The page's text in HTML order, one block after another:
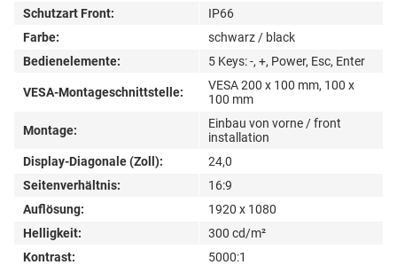
Schutzart Front:
IP66
Farbe:
schwarz / black
Bedienelemente:
5 Keys: -, +, Power, Esc, Enter
VESA-Montageschnittstelle:
VESA 200 x 100 mm, 100 x
100 mm
Montage:
Einbau von vorne / front
installation
Display-Diagonale (Zoll):
24,0
Seitenverhältnis:
16:9
Auflösung:
1920 x 1080
Helligkeit:
300 cd/m²
Kontrast:
5000:1